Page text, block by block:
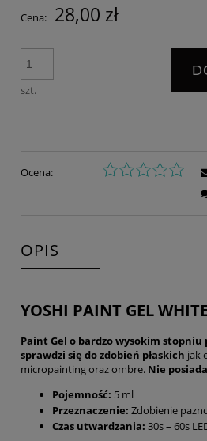
Cena: 28,00 zł
szt.
Ocena:
OPIS
YOSHI PAINT GEL
Paint Gel o bardzo wysokim
sprawdzi się do zdobień płaskich jak
micropainting oraz ombre. Nie
Pojemność: 5 ml
Przeznaczenie: Zdobienie
Czas utwardzania: 30s – 60s